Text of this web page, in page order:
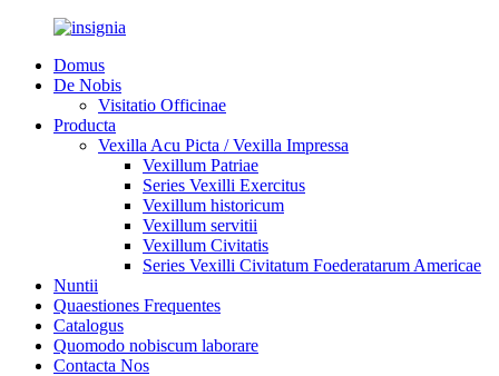
Domus
De Nobis
Visitatio Officinae
Producta
Vexilla Acu Picta / Vexilla Impressa
Vexillum Patriae
Series Vexilli Exercitus
Vexillum historicum
Vexillum servitii
Vexillum Civitatis
Series Vexilli Civitatum Foederatarum Americae
Nuntii
Quaestiones Frequentes
Catalogus
Quomodo nobiscum laborare
Contacta Nos